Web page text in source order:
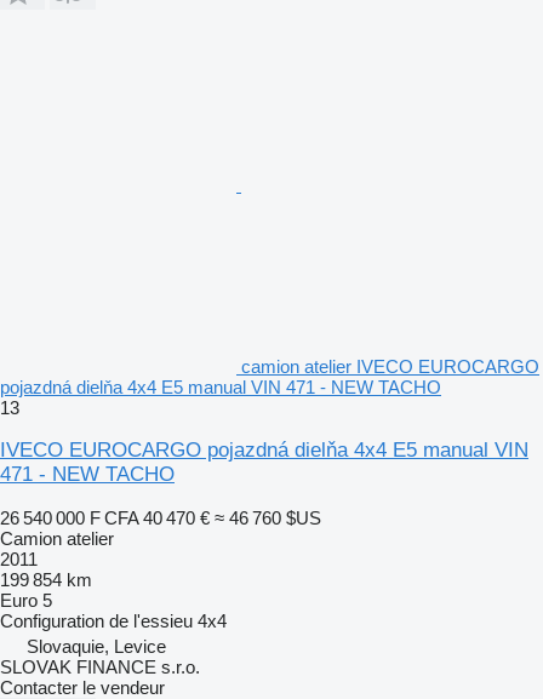
camion atelier IVECO EUROCARGO
pojazdná dielňa 4x4 E5 manual VIN 471 - NEW TACHO
13
IVECO EUROCARGO pojazdná dielňa 4x4 E5 manual VIN
471 - NEW TACHO
26 540 000 F CFA 40 470 € ≈ 46 760 $US
Camion atelier
2011
199 854 km
Euro 5
Configuration de l'essieu 4x4
Slovaquie, Levice
SLOVAK FINANCE s.r.o.
Contacter le vendeur